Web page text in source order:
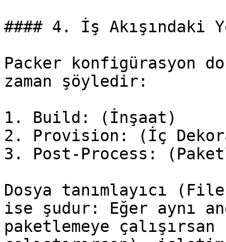
#### 4. İş Akışındaki
Packer konfigürasyon
zaman şöyledir:
1. Build: (İnşaat)
2. Provision: (İç
3. Post-Process:
Dosya tanımlayıcı
ise şudur: Eğer aynı
paketlemeye